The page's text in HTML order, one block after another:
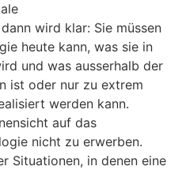
wird klar: Sie müssen
heute kann, was sie in
und was ausserhalb der
ist oder nur zu extrem
werden kann.
auf das
nicht zu erwerben.
Situationen, in denen eine